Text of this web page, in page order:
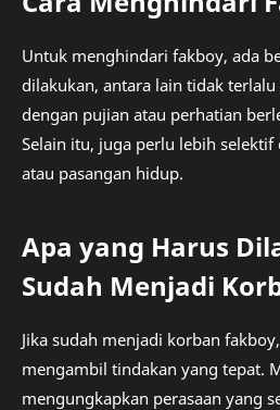
Untuk menghindari fakboy, ada
dilakukan, antara lain tidak
dengan pujian atau perhatian
Selain itu, juga perlu lebih
atau pasangan hidup.
Apa yang Harus
Sudah Menjadi
Jika sudah menjadi korban
mengambil tindakan yang tepat.
mengungkapkan perasaan yang